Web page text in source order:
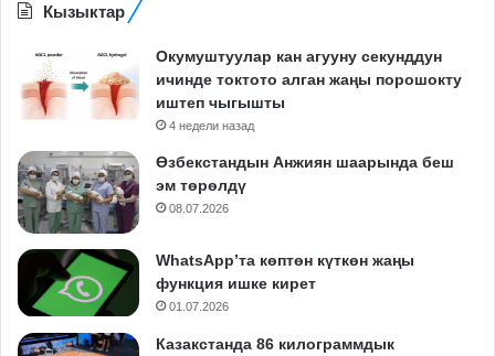
Кызыктар
Окумуштуулар кан агууну секунддун
ичинде токтото алган жаңы порошокту
иштеп чыгышты
4 недели назад
Өзбекстандын Анжиян шаарында беш
эм төрөлдү
08.07.2026
WhatsApp’та көптөн күткөн жаңы
функция ишке кирет
01.07.2026
Казакстанда 86 килограммдык